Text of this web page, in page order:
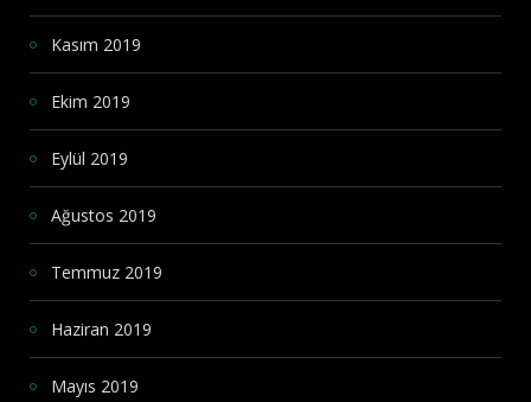
Kasım 2019
Ekim 2019
Eylül 2019
Ağustos 2019
Temmuz 2019
Haziran 2019
Mayıs 2019